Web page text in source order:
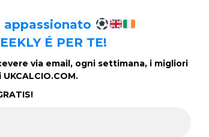
appassionato
É PER TE!
via email, ogni settimana, i migliori